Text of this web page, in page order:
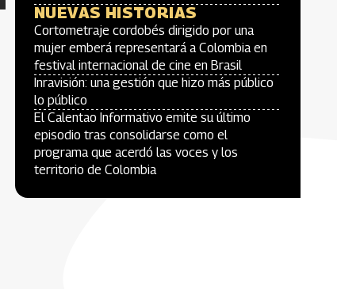
NUEVAS HISTORIAS
Cortometraje cordobés dirigido por una
mujer emberá representará a Colombia en
festival internacional de cine en Brasil
Inravisión: una gestión que hizo más público
lo público
El Calentao Informativo emite su último
episodio tras consolidarse como el
programa que acerdó las voces y los
territorio de Colombia